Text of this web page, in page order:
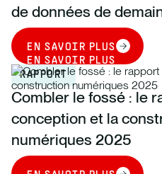
de données de
EN SAVOIR PLUS
EN SAVOIR PLUS
RAPPORT
Combler le fossé : le
conception et la
numériques 2025